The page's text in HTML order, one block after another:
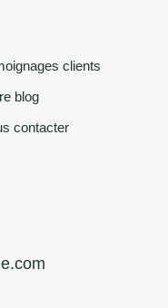
clients
blog
contacter